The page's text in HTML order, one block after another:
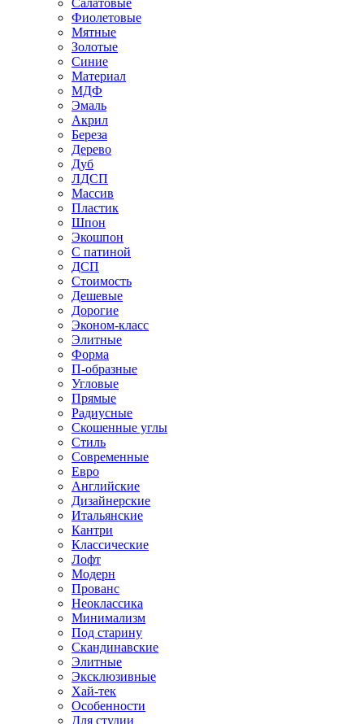
Салатовые
Фиолетовые
Мятные
Золотые
Синие
Материал
МДФ
Эмаль
Акрил
Береза
Дерево
Дуб
ЛДСП
Массив
Пластик
Шпон
Экошпон
С патиной
ДСП
Стоимость
Дешевые
Дорогие
Эконом-класс
Элитные
Форма
П-образные
Угловые
Прямые
Радиусные
Скошенные углы
Стиль
Современные
Евро
Английские
Дизайнерские
Итальянские
Кантри
Классические
Лофт
Модерн
Прованс
Неоклассика
Минимализм
Под старину
Скандинавские
Элитные
Эксклюзивные
Хай-тек
Особенности
Для студии